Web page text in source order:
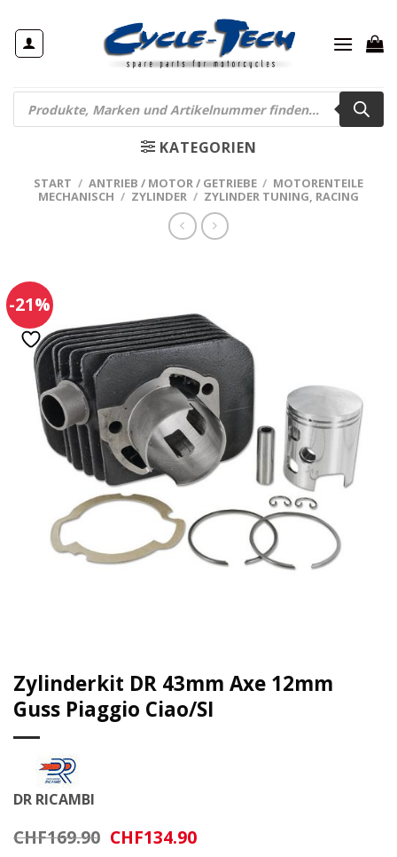
Inhalt
springen
Products
search
KATEGORIEN
START / ANTRIEB / MOTOR / GETRIEBE / MOTORENTEILE
MECHANISCH / ZYLINDER / ZYLINDER TUNING, RACING
-21%
Zylinderkit DR 43mm Axe 12mm
Guss Piaggio Ciao/SI
DR RICAMBI
CHF169.90 Ursprünglicher
CHF134.90Aktueller